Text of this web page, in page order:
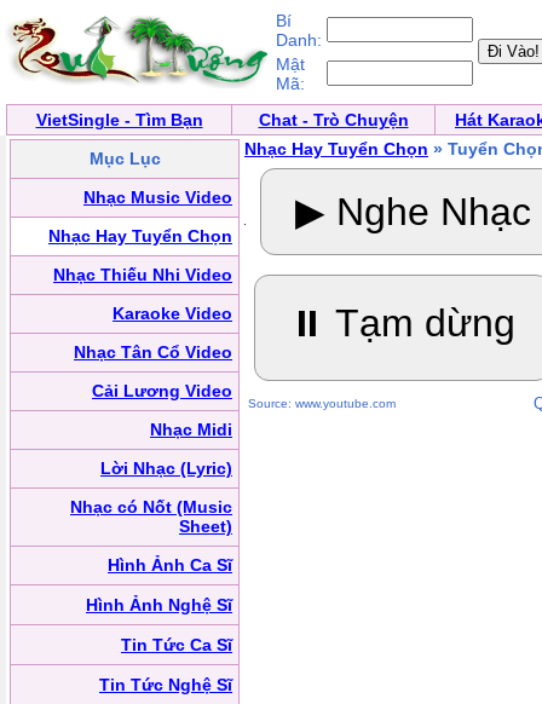
Bí
Danh:
Mật
Mã:
VietSingle - Tìm Bạn
Chat - Trò Chuyện
Hát
Mục Lục
Nhạc Music Video
Nhạc Hay Tuyển Chọn
Nhạc Thiếu Nhi Video
Karaoke Video
Nhạc Tân Cổ Video
Cải Lương Video
Nhạc Midi
Lời Nhạc (Lyric)
Nhạc có Nốt (Music
Sheet)
Hình Ảnh Ca Sĩ
Hình Ảnh Nghệ Sĩ
Tin Tức Ca Sĩ
Tin Tức Nghệ Sĩ
Nhạc Hay Tuyển Chọn » Tuyển
▶ Nghe Nhạc
⏸ Tạm dừng
Source: www.youtube.com